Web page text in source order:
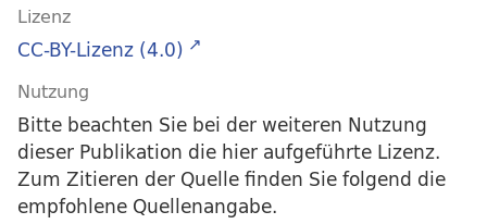
Lizenz
CC-BY-Lizenz (4.0)
Nutzung
Bitte beachten Sie bei der weiteren Nutzung
dieser Publikation die hier aufgeführte Lizenz.
Zum Zitieren der Quelle finden Sie folgend die
empfohlene Quellenangabe.